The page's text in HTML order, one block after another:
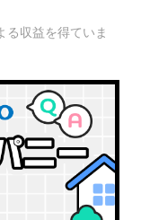
る収益を得ていま